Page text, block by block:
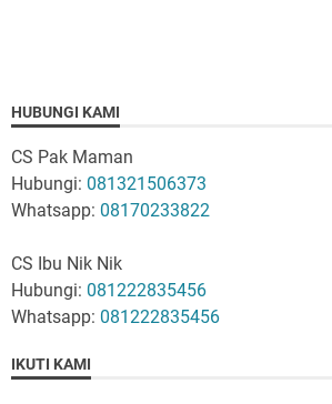
HUBUNGI KAMI
CS Pak Maman
Hubungi: 081321506373
Whatsapp: 08170233822
CS Ibu Nik Nik
Hubungi: 081222835456
Whatsapp: 081222835456
IKUTI KAMI